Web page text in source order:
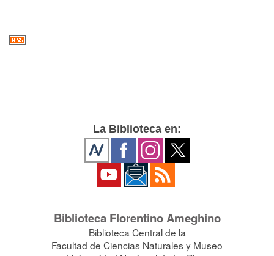
La Biblioteca en:
Biblioteca Florentino Ameghino
Biblioteca Central de la
Facultad de Ciencias Naturales y Museo